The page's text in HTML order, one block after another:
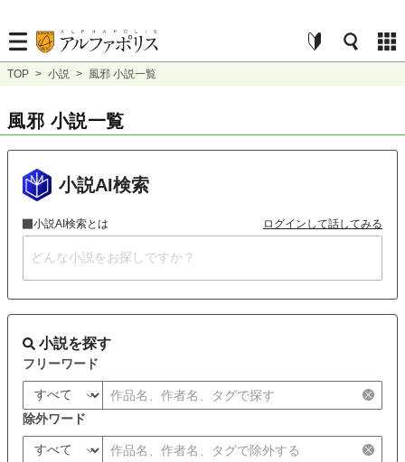
TOP > 小説 > 風邪 小説一覧
風邪 小説一覧
小説AI検索
小説AI検索とは ログインして話してみる
小説を探す
フリーワード
除外ワード